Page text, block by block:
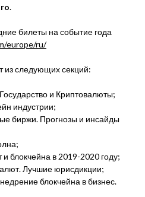
.
билеты на событие года
europe/ru/
из следующих секций:
и Криптовалюты;
индустрии;
биржи. Прогнозы и инсайды
блокчейна в 2019-2020 году;
Лучшие юрисдикции;
блокчейна в бизнес.